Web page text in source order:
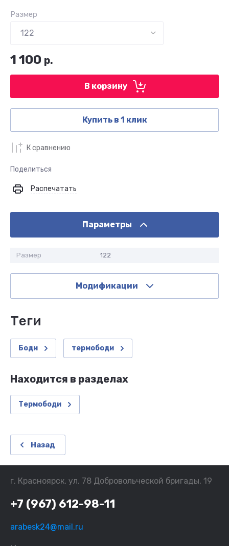
Размер
1 100 р.
В корзину
Купить в 1 клик
К сравнению
Поделиться
Распечатать
Параметры
Размер 122
Модификации
теги
Боди термободи
Находится в разделах
Термободи
Назад
г. Красноярск, ул. 78 Добровольческой бригады, 19
+7 (967) 612-98-11
arabesk24@mail.ru